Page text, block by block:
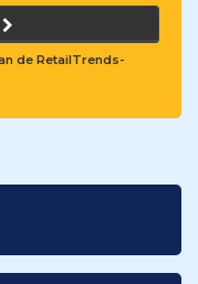
de RetailTrends-